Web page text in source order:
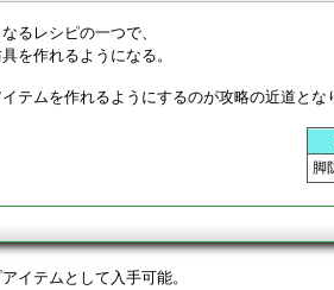
るレシピの一つで、
を作れるようになる。
テムを作れるようにするのが攻略の近道とな
脚
イテムとして入手可能。